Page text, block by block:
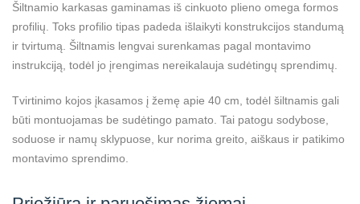
Šiltnamio karkasas gaminamas iš cinkuoto plieno omega formos
profilių. Toks profilio tipas padeda išlaikyti konstrukcijos standumą
ir tvirtumą. Šiltnamis lengvai surenkamas pagal montavimo
instrukciją, todėl jo įrengimas nereikalauja sudėtingų sprendimų.
Tvirtinimo kojos įkasamos į žemę apie 40 cm, todėl šiltnamis gali
būti montuojamas be sudėtingo pamato. Tai patogu sodybose,
soduose ir namų sklypuose, kur norima greito, aiškaus ir patikimo
montavimo sprendimo.